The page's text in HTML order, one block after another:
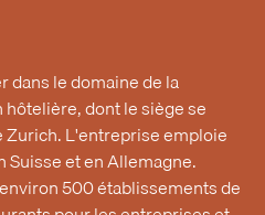
dans le domaine de la
dont le siège se
Zurich. L'entreprise emploie
et en Allemagne.
500 établissements de